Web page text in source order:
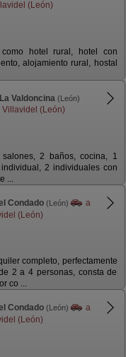
(León)
hotel rural, hotel con
alojamiento rural, hostal
Valdoncina (León)
(León)
2 baños, cocina, 1
2 individuales con
...
Condado (León)
a
(León)
completo, perfectamente
2 a 4 personas, consta de
co ...
Condado (León)
a
(León)